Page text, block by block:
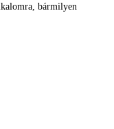
bármilyen